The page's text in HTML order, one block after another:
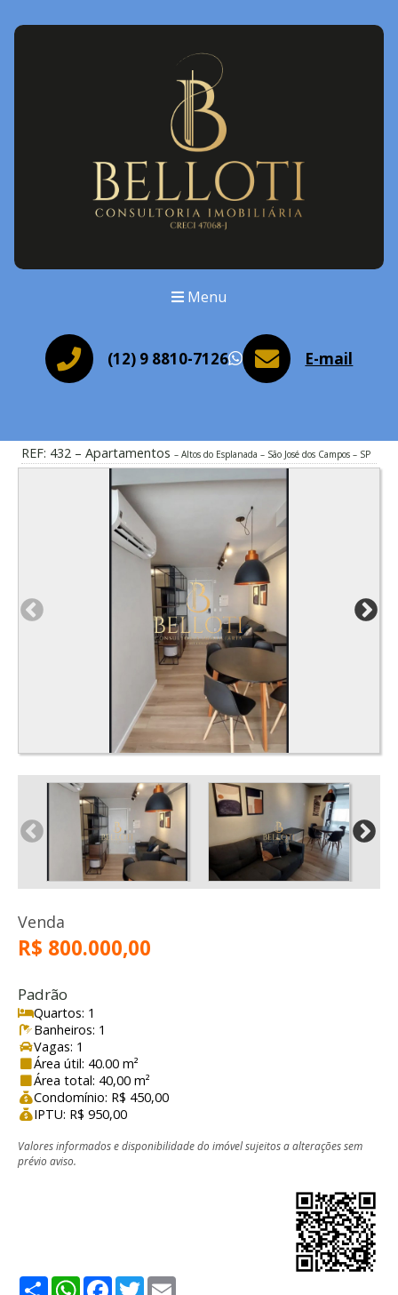
Menu
(12) 9 8810-7126 WhatsApp
E-mail
REF: 432 – Apartamentos Altos do Esplanada – São José dos Campos – SP
Venda
R$ 800.000,00
Padrão
Quartos: 1
Banheiros: 1
Vagas: 1
Área útil: 40.00 m²
Área total: 40,00 m²
Condomínio: R$ 450,00
IPTU: R$ 950,00
Valores informados e disponibilidade do imóvel sujeitos a alterações sem
prévio aviso.
ShareWhatsApp
Facebook
Twitter